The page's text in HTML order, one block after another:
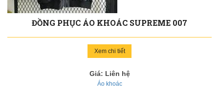
ĐỒNG PHỤC ÁO KHOÁC SUPREME 007
Xem chi tiết
Giá: Liên hệ
Áo khoác